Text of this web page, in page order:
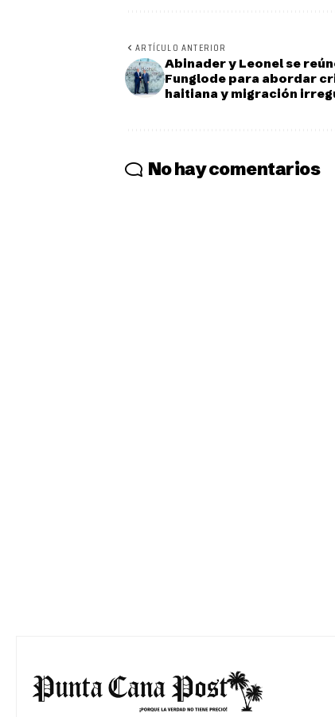
ARTÍCULO ANTERIOR
Abinader y Leonel se
Funglode para abordar
haitiana y migración
No hay comentarios